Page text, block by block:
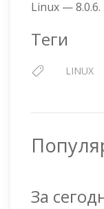
Linux — 8.0.6.
Теги
LINUX
За